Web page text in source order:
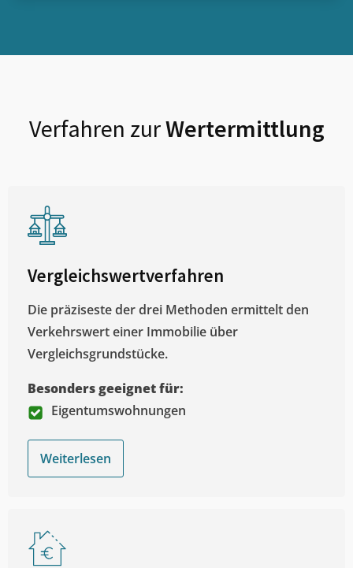
Verfahren zurWertermittlung
Vergleichswertverfahren
Die präziseste der drei Methoden ermittelt den
Verkehrswert einer Immobilie über
Vergleichsgrundstücke.
Besonders geeignet für:
Eigentumswohnungen
Weiterlesen